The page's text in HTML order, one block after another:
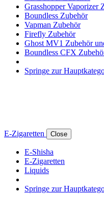
Grasshopper Vaporizer
Boundless Zubehör
Vapman Zubehör
Firefly Zubehör
Ghost MV1 Zubehör
Boundless CFX
Springe zur
E-Zigaretten Close
E-Shisha
E-Zigaretten
Liquids
Springe zur